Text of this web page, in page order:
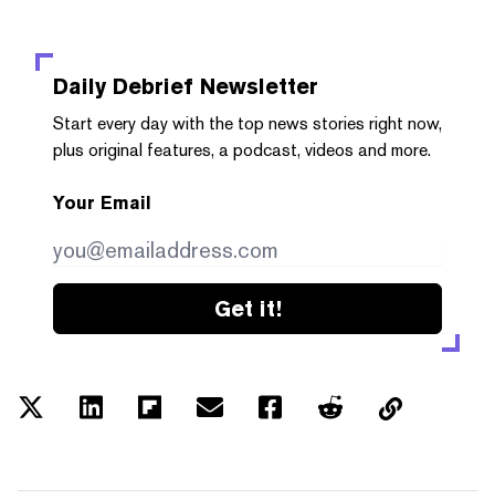
Daily Debrief Newsletter
Start every day with the top news stories right now,
plus original features, a podcast, videos and more.
Your Email
Get it!